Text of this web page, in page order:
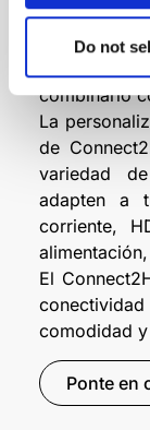
Do not
Está
integración
combinarlo
La
de
variedad
adapten a
corriente,
El
comodidad
Ponte en